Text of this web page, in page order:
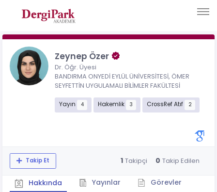
Zeynep Özer
Dr. Öğr. Üyesi
BANDIRMA ONYEDİ EYLÜL ÜNİVERSİTESİ, ÖMER
SEYFETTİN UYGULAMALI BİLİMLER FAKÜLTESİ
Yayın 4 Hakemlik 3 CrossRef Atıf 2
Takip Et 1 Takipçi 0 Takip Edilen
Hakkında Yayınlar
Görevler